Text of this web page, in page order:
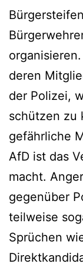
deren
der Polizei,
schützen zu
gefährliche
AfD ist das
macht.
gegenüber
teilweise
Sprüchen